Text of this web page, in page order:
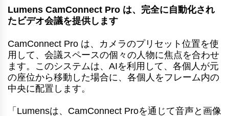
Lumens CamConnect Pro は、完全に自動化され
たビデオ会議を提供します
CamConnect Pro は、カメラのプリセット位置を使
用して、会議スペースの個々の人物に焦点を合わせ
ます。このシステムは、AIを利用して、各個人が元
の座位から移動した場合に、各個人をフレーム内の
中央に配置します。
「Lumensは、CamConnect Proを通じて音声と画像